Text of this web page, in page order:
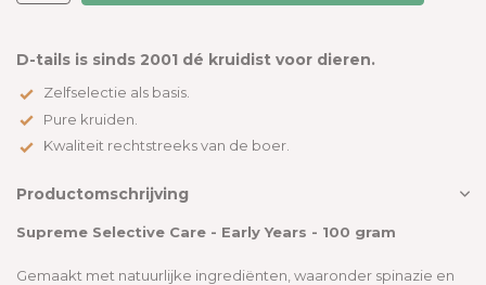
D-tails is sinds 2001 dé kruidist voor dieren.
Zelfselectie als basis.
Pure kruiden.
Kwaliteit rechtstreeks van de boer.
Productomschrijving
Supreme Selective Care - Early Years - 100 gram
Gemaakt met natuurlijke ingrediënten, waaronder spinazie en